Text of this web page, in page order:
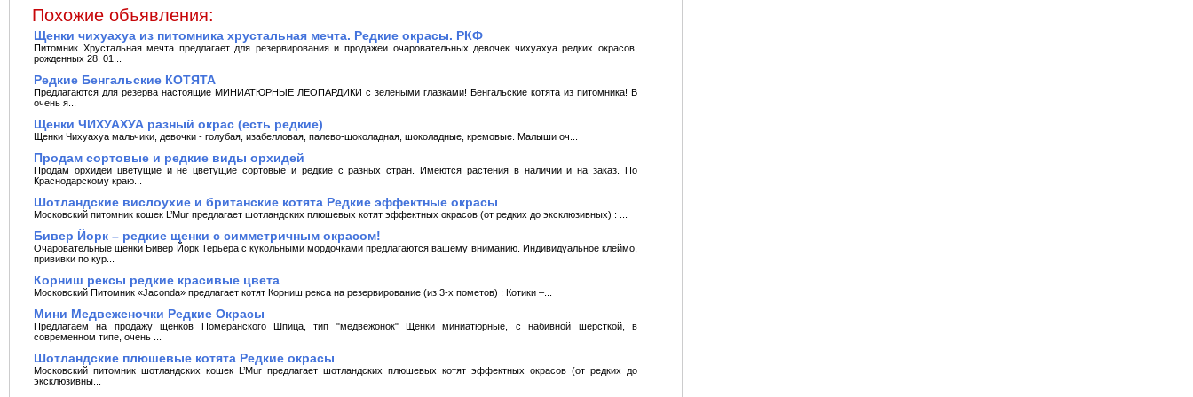
Похожие объявления:
Щенки чихуахуа из питомника хрустальная мечта. Редкие окрасы. РКФ
Питомник Хрустальная мечта предлагает для резервирования и продажеи очаровательных девочек чихуахуа редких окрасов,
рожденных 28. 01...
Редкие Бенгальские КОТЯТА
Предлагаются для резерва настоящие МИНИАТЮРНЫЕ ЛЕОПАРДИКИ с зелеными глазками! Бенгальские котята из питомника! В
очень я...
Щенки ЧИХУАХУА разный окрас (есть редкие)
Щенки Чихуахуа мальчики, девочки - голубая, изабелловая, палево-шоколадная, шоколадные, кремовые. Малыши оч...
Продам сортовые и редкие виды орхидей
Продам орхидеи цветущие и не цветущие сортовые и редкие с разных стран. Имеются растения в наличии и на заказ. По
Краснодарскому краю...
Шотландские вислоухие и британские котята Редкие эффектные окрасы
Московский питомник кошек L’Mur предлагает шотландских плюшевых котят эффектных окрасов (от редких до эксклюзивных) : ...
Бивер Йорк – редкие щенки с симметричным окрасом!
Очаровательные щенки Бивер Йорк Терьера с кукольными мордочками предлагаются вашему вниманию. Индивидуальное клеймо,
прививки по кур...
Корниш рексы редкие красивые цвета
Московский Питомник «Jaconda» предлагает котят Корниш рекса на резервирование (из 3-х пометов) : Котики –...
Мини Медвеженочки Редкие Окрасы
Предлагаем на продажу щенков Померанского Шпица, тип "медвежонок" Щенки миниатюрные, с набивной шерсткой, в
современном типе, очень ...
Шотландские плюшевые котята Редкие окрасы
Московский питомник шотландских кошек L’Mur предлагает шотландских плюшевых котят эффектных окрасов (от редких до
эксклюзивны...